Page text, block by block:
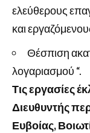
ελεύθερους
και
Θέσπιση
λογαριασμού “.
Τις εργασίες
Διευθυντής
Ευβοίας,